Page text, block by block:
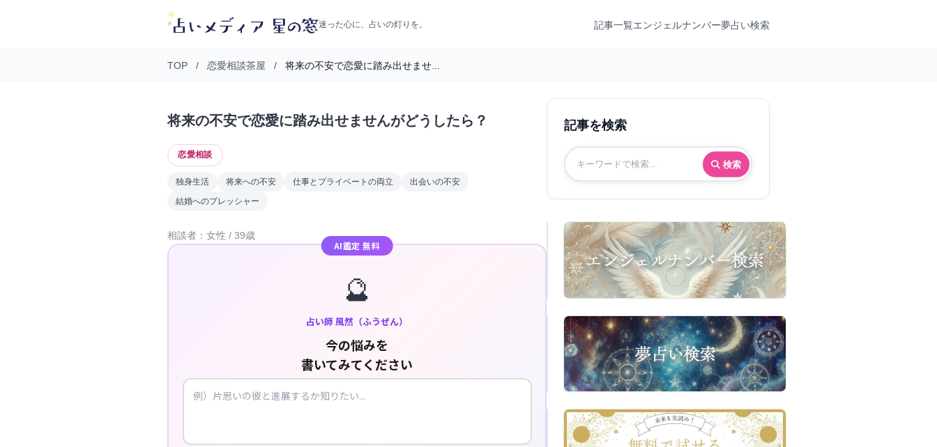
迷った心に、占いの灯りを。 記事一覧エンジェルナンバー夢占い検索
TOP / 恋愛相談茶屋 / 将来の不安で恋愛に踏み出せませ...
将来の不安で恋愛に踏み出せませんがどうしたら？
恋愛相談
独身生活 将来への不安 仕事とプライベートの両立
出会いの不安
結婚へのプレッシャー
相談者：女性 / 39歳
AI鑑定 無料
🔮
占い師 風然（ふうぜん）
今の悩みを
書いてみてください
記事を検索
検索